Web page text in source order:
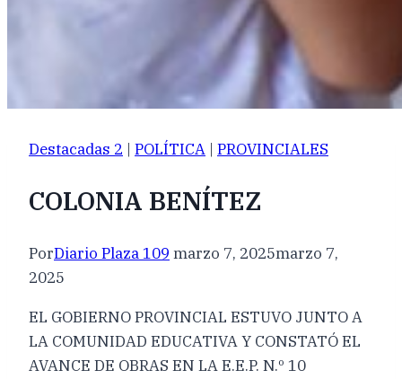
Destacadas 2 | POLÍTICA | PROVINCIALES
COLONIA BENÍTEZ
PorDiario Plaza 109 marzo 7, 2025marzo 7,
2025
EL GOBIERNO PROVINCIAL ESTUVO JUNTO A
LA COMUNIDAD EDUCATIVA Y CONSTATÓ EL
AVANCE DE OBRAS EN LA E.E.P. N.º 10